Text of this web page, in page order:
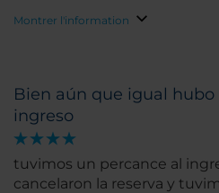
Montrer l'information
Bien aún que igual
ingreso
tuvimos un percance al
cancelaron la reserva y